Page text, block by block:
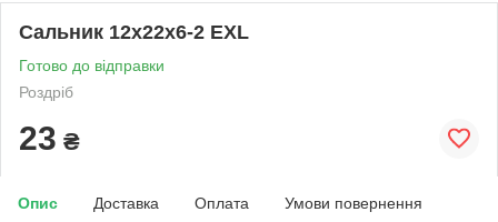
Сальник 12х22х6-2 EXL
Готово до відправки
Роздріб
23 ₴
Опис Доставка Оплата Умови повернення